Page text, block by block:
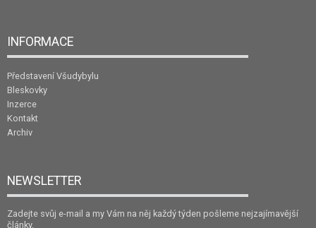
INFORMACE
Představení Všudybylu
Bleskovky
Inzerce
Kontakt
Archiv
NEWSLETTER
Zadejte svůj e-mail a my Vám na něj každý týden pošleme nejzajímavější
články.